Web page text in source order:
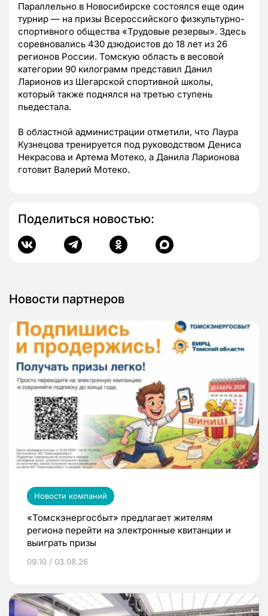
Параллельно в Новосибирске состоялся еще один
турнир — на призы Всероссийского физкультурно-
спортивного общества «Трудовые резервы». Здесь
соревновались 430 дзюдоистов до 18 лет из 26
регионов России. Томскую область в весовой
категории 90 килограмм представил Данил
Ларионов из Шегарской спортивной школы,
который также поднялся на третью ступень
пьедестала.
В областной администрации отметили, что Лаура
Кузнецова тренируется под руководством Дениса
Некрасова и Артема Мотеко, а Данила Ларионова
готовит Валерий Мотеко.
Поделиться новостью:
Новости партнеров
Новости компаний
«Томскэнергосбыт» предлагает жителям
региона перейти на электронные квитанции и
выиграть призы
09:10 / 03.08.26